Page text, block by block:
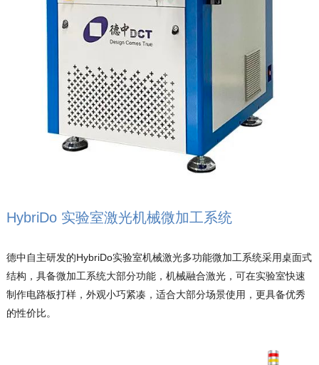
HybriDo 实验室激光机械微加工系统
德中自主研发的HybriDo实验室机械激光多功能微加工系统采用桌面式
结构，具备微加工系统大部分功能，机械融合激光，可在实验室快速
制作电路板打样，外观小巧紧凑，适合大部分场景使用，更具备优秀
的性价比。